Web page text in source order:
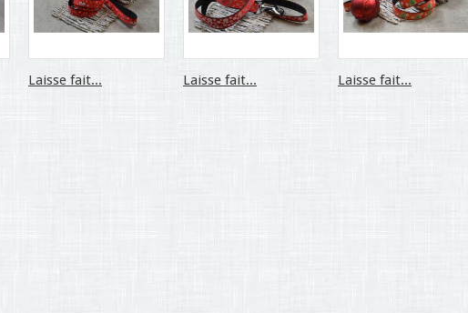
Laisse fait... Laisse fait... Laisse fait...